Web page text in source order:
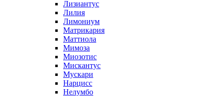
Лизиантус
Лилия
Лимониум
Матрикария
Маттиола
Мимоза
Миозотис
Мискантус
Мускари
Нарцисс
Нелумбо